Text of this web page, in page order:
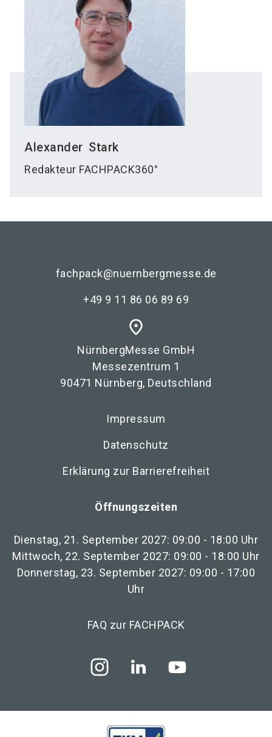
Alexander Stark
Redakteur FACHPACK360°
fachpack@nuernbergmesse.de
+49 9 11 86 06 89 69
place
NürnbergMesse GmbH
Messezentrum 1
90471 Nürnberg, Deutschland
Impressum
Datenschutz
Erklärung zur Barrierefreiheit
Öffnungszeiten
Dienstag, 21. September 2027: 09:00 - 18:00 Uhr
Mittwoch, 22. September 2027: 09:00 - 18:00 Uhr
Donnerstag, 23. September 2027: 09:00 - 17:00
Uhr
FAQ zur FACHPACK